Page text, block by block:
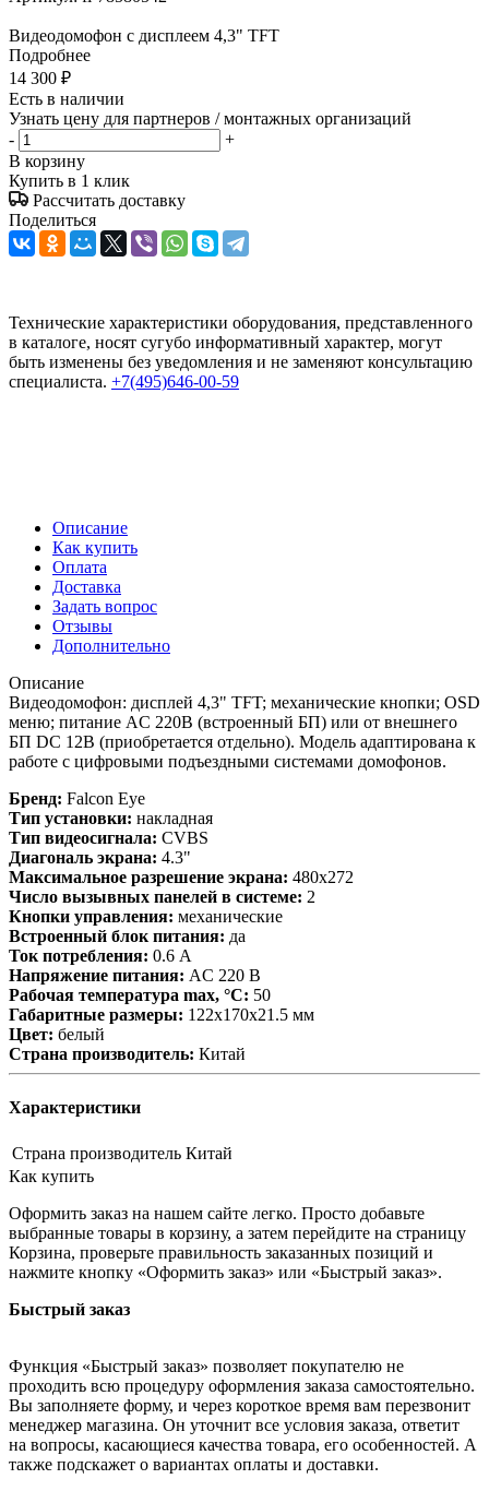
Видеодомофон с дисплеем 4,3" TFT
Подробнее
14 300 ₽
Есть в наличии
Узнать цену для партнеров / монтажных организаций
-
+
В корзину
Купить в 1 клик
Рассчитать доставку
Поделиться
Технические характеристики оборудования, представленного
в каталоге, носят сугубо информативный характер, могут
быть изменены без уведомления и не заменяют консультацию
специалиста. +7(495)646-00-59
Описание
Как купить
Оплата
Доставка
Задать вопрос
Отзывы
Дополнительно
Описание
Видеодомофон: дисплей 4,3" TFT; механические кнопки; OSD
меню; питание AC 220В (встроенный БП) или от внешнего
БП DC 12В (приобретается отдельно). Модель адаптирована к
работе с цифровыми подъездными системами домофонов.
Бренд: Falcon Eye
Тип установки: накладная
Тип видеосигнала: CVBS
Диагональ экрана: 4.3"
Максимальное разрешение экрана: 480x272
Число вызывных панелей в системе: 2
Кнопки управления: механические
Встроенный блок питания: да
Ток потребления: 0.6 А
Напряжение питания: AC 220 В
Рабочая температура max, °С: 50
Габаритные размеры: 122x170x21.5 мм
Цвет: белый
Страна производитель: Китай
Характеристики
Страна производитель Китай
Как купить
Оформить заказ на нашем сайте легко. Просто добавьте
выбранные товары в корзину, а затем перейдите на страницу
Корзина, проверьте правильность заказанных позиций и
нажмите кнопку «Оформить заказ» или «Быстрый заказ».
Быстрый заказ
Функция «Быстрый заказ» позволяет покупателю не
проходить всю процедуру оформления заказа самостоятельно.
Вы заполняете форму, и через короткое время вам перезвонит
менеджер магазина. Он уточнит все условия заказа, ответит
на вопросы, касающиеся качества товара, его особенностей. А
также подскажет о вариантах оплаты и доставки.